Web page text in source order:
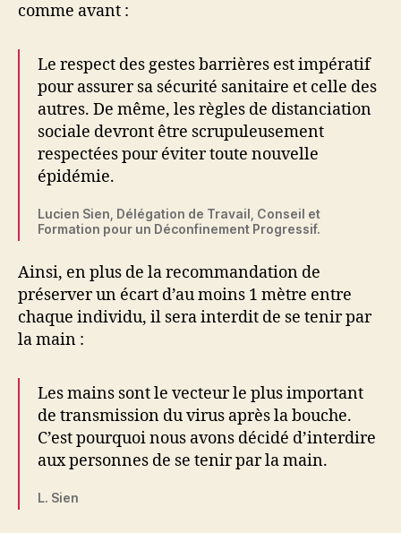
comme avant :
Le respect des gestes barrières est impératif
pour assurer sa sécurité sanitaire et celle des
autres. De même, les règles de distanciation
sociale devront être scrupuleusement
respectées pour éviter toute nouvelle
épidémie.
Lucien Sien, Délégation de Travail, Conseil et
Formation pour un Déconfinement Progressif.
Ainsi, en plus de la recommandation de
préserver un écart d’au moins 1 mètre entre
chaque individu, il sera interdit de se tenir par
la main :
Les mains sont le vecteur le plus important
de transmission du virus après la bouche.
C’est pourquoi nous avons décidé d’interdire
aux personnes de se tenir par la main.
L. Sien